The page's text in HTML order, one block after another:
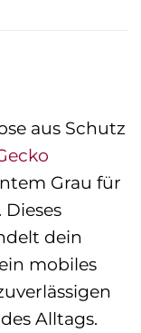
aus Schutz
Grau für
Dieses
dein
mobiles
Alltags.